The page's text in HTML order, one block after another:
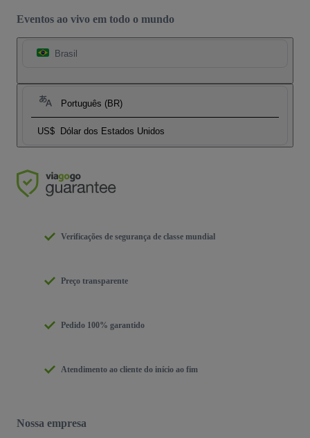
Eventos ao vivo em todo o mundo
Brasil
Português (BR)
US$ Dólar dos Estados Unidos
Verificações de segurança de classe mundial
Preço transparente
Pedido 100% garantido
Atendimento ao cliente do início ao fim
Nossa empresa